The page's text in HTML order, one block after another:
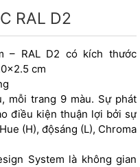
RAL D2
– RAL D2 có kích thước
cm
mỗi trang 9 màu. Sự phát
điều kiện thuận lợi bởi sự
(H), độsáng (L), Chroma
System là không gian